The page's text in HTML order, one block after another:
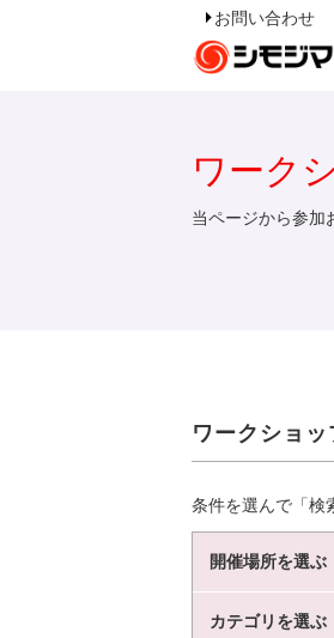
お問い合わせ
ワーク
当ページから参加
ワークショ
条件を選んで「検
開催場所を選ぶ
カテゴリを選ぶ